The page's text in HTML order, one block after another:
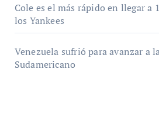
Cole es el más rápido en llegar a
los Yankees
Venezuela sufrió para avanzar a
Sudamericano